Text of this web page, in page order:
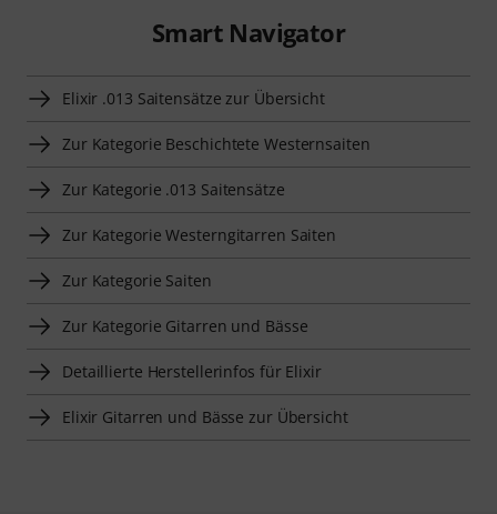
Smart Navigator
Elixir .013 Saitensätze zur Übersicht
Zur Kategorie Beschichtete Westernsaiten
Zur Kategorie .013 Saitensätze
Zur Kategorie Westerngitarren Saiten
Zur Kategorie Saiten
Zur Kategorie Gitarren und Bässe
Detaillierte Herstellerinfos für Elixir
Elixir Gitarren und Bässe zur Übersicht